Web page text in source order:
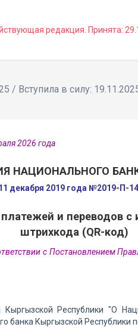
редакция. Принята:
/ Вступила в силу:
2026 года
НАЦИОНАЛЬНОГО
декабря 2019 года №2019-П-
и переводов
штрихкода (QR-код)
с Постановлением
Кыргызской Республики "О
банка Кыргызской Республики